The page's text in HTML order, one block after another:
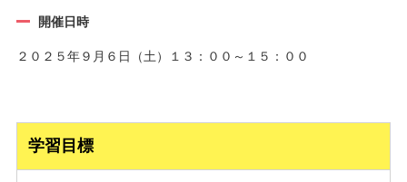
開催日時
２０２５年９月６日（土）１３：００～１５：００
学習目標